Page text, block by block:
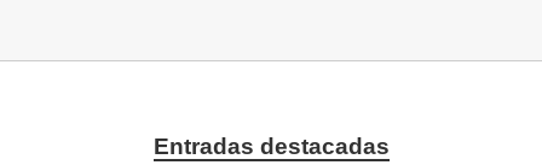
Entradas destacadas